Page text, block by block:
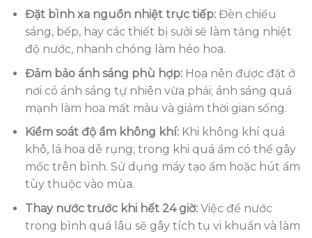
Đặt bình xa nguồn nhiệt trực tiếp:Đèn chiếu
sáng, bếp, hay các thiết bị sưởi sẽ làm tăng nhiệt
độ nước, nhanh chóng làm héo hoa.
Đảm bảo ánh sáng phù hợp:Hoa nên được đặt ở
nơi có ánh sáng tự nhiên vừa phải; ánh sáng quá
mạnh làm hoa mất màu và giảm thời gian sống.
Kiểm soát độ ẩm không khí:Khi không khí quá
khô, lá hoa dễ rụng; trong khi quá ẩm có thể gây
mốc trên bình. Sử dụng máy tạo ẩm hoặc hút ẩm
tùy thuộc vào mùa.
Thay nước trước khi hết 24 giờ:Việc để nước
trong bình quá lâu sẽ gây tích tụ vi khuẩn và làm